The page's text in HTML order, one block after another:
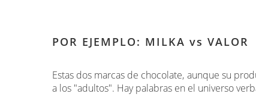
POR EJEMPLO: MILKA vs VALOR
Estas dos marcas de chocolate, aunque su
a los "adultos". Hay palabras en el universo